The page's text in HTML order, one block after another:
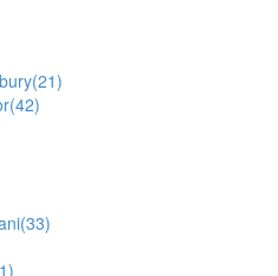
(21)
(42)
(33)